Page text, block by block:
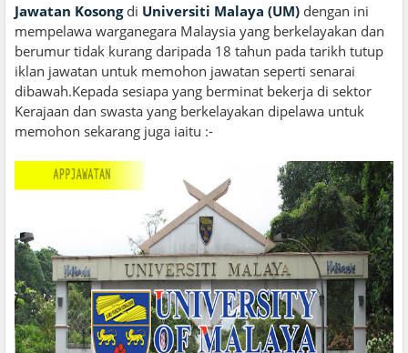
Jawatan Kosongdi Universiti Malaya (UM) dengan ini
mempelawa warganegara Malaysia yang berkelayakan dan
berumur tidak kurang daripada 18 tahun pada tarikh tutup
iklan jawatan untuk memohon jawatan seperti senarai
dibawah.Kepada sesiapa yang berminat bekerja di sektor
Kerajaan dan swasta yang berkelayakan dipelawa untuk
memohon sekarang juga iaitu :-